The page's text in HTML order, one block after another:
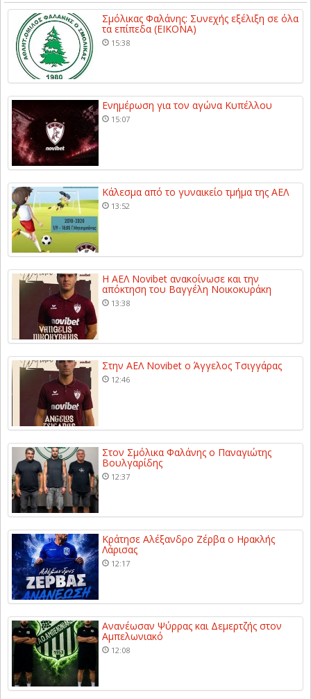
Σμόλικας Φαλάνης: Συνεχής εξέλιξη σε όλα
τα επίπεδα (ΕΙΚΟΝΑ)
15:38
Ενημέρωση για τον αγώνα Κυπέλλου
15:07
Κάλεσμα από το γυναικείο τμήμα της ΑΕΛ
13:52
Η ΑΕΛ Novibet ανακοίνωσε και την
απόκτηση του Βαγγέλη Νοικοκυράκη
13:38
Στην ΑΕΛ Novibet ο Άγγελος Τσιγγάρας
12:46
Στον Σμόλικα Φαλάνης ο Παναγιώτης
Βουλγαρίδης
12:37
Κράτησε Αλέξανδρο Ζέρβα ο Ηρακλής
Λάρισας
12:17
Ανανέωσαν Ψύρρας και Δεμερτζής στον
Αμπελωνιακό
12:08